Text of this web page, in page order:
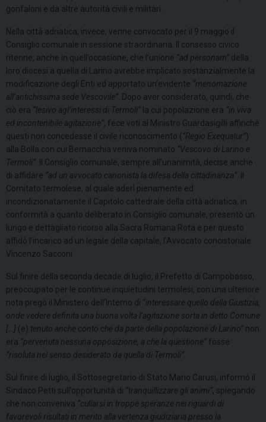
gonfaloni e da altre autorità civili e militari.
Nella città adriatica, invece, venne convocato per il 9 maggio il
Consiglio comunale in sessione straordinaria. Il consesso civico
ritenne, anche in quell’occasione, che l’unione “ad personam” della
loro diocesi a quella di Larino avrebbe implicato sostanzialmente la
modificazione degli Enti ed apportato un’evidente “menomazione
all’antichissima sede Vescovile” . Dopo aver considerato, quindi, che
ciò era “lesivo agl’interessi di Termoli” la cui popolazione era “in viva
ed incontenibile agitazione”, fece voti al Ministro Guardasigilli affinché
questi non concedesse il civile riconoscimento ( “Regio Exequatur”)
alla Bolla con cui Bernacchia veniva nominato “Vescovo di Larino e
Termoli” . Il Consiglio comunale, sempre all’unanimità, decise anche
di affidare “ad un avvocato canonista la difesa della cittadinanza”
Comitato termolese, al quale aderì pienamente ed
incondizionatamente il Capitolo cattedrale della città adriatica, in
conformità a quanto deliberato in Consiglio comunale, presentò un
lungo e dettagliato ricorso alla Sacra Romana Rota e per questo
affidò l’incarico ad un legale della capitale, l’Avvocato concistoriale
Vincenzo Sacconi.
Sul finire della seconda decade di luglio, il Prefetto di Campobasso,
preoccupato per le continue inquietudini termolesi, con una ulteriore
nota pregò il Ministero dell’Interno di “interessare quello della Giustizia,
onde vedere definita una buona volta l’agitazione sorta in detto Comune
[…] (e) tenuto anche conto che da parte della popolazione di Larino” non
era “pervenuta nessuna opposizione, a che la questione” fosse
“risoluta nel senso desiderato da quella di Termoli”
Sul finire di luglio, il Sottosegretario di Stato Mario Carusi, informò il
Sindaco Petti sull’opportunità di “tranquillizzare gli animi”, spiegando
che non conveniva “cullarsi in troppe speranze nei riguardi di
favorevoli risultati in merito alla vertenza giudiziaria presso la